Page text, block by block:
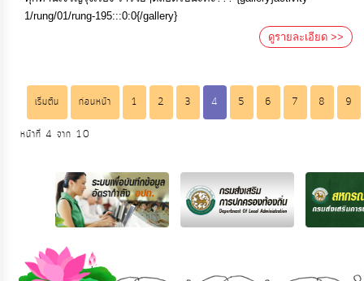
1/rung/01/rung-195:::0:0{/gallery}
ดูรายละเอียด >>
เริ่มต้น ก่อนหน้า 1 2 3 4 5 6 7 8 9
หน้าที่ 4 จาก 10